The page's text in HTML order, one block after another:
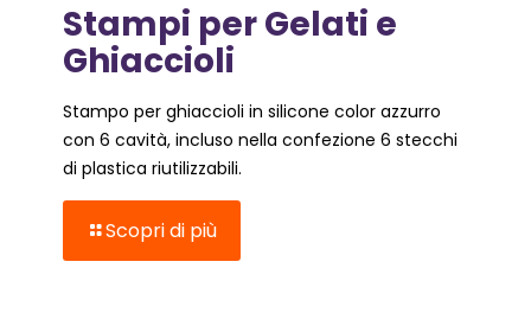
Stampi per Gelati e
Ghiaccioli
Stampo per ghiaccioli in silicone color azzurro
con 6 cavità, incluso nella confezione 6 stecchi
di plastica riutilizzabili.
Scopri di più